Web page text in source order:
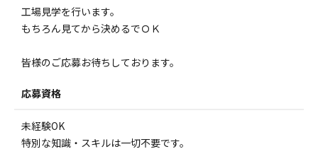
工場見学を行います。
もちろん見てから決めるでＯＫ
皆様のご応募お待ちしております。
応募資格
未経験OK
特別な知識・スキルは一切不要です。